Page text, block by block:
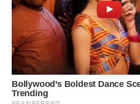
TEBING
TINGGI
WN
PAKPAK
WN
KARAWANG